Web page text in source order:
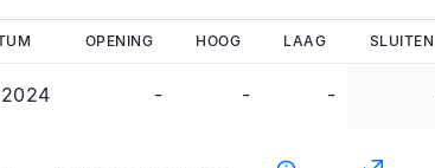
OPENING HOOG LAAG SLUITEN
- - -